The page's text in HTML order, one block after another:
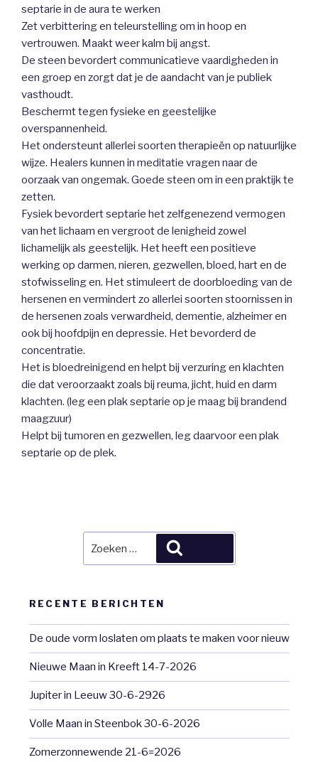
septarie in de aura te werken
Zet verbittering en teleurstelling om in hoop en
vertrouwen. Maakt weer kalm bij angst.
De steen bevordert communicatieve vaardigheden in
een groep en zorgt dat je de aandacht van je publiek
vasthoudt.
Beschermt tegen fysieke en geestelijke
overspannenheid.
Het ondersteunt allerlei soorten therapieën op natuurlijke
wijze. Healers kunnen in meditatie vragen naar de
oorzaak van ongemak. Goede steen om in een praktijk te
zetten.
Fysiek bevordert septarie het zelfgenezend vermogen
van het lichaam en vergroot de lenigheid zowel
lichamelijk als geestelijk. Het heeft een positieve
werking op darmen, nieren, gezwellen, bloed, hart en de
stofwisseling en. Het stimuleert de doorbloeding van de
hersenen en vermindert zo allerlei soorten stoornissen in
de hersenen zoals verwardheid, dementie, alzheimer en
ook bij hoofdpijn en depressie. Het bevorderd de
concentratie.
Het is bloedreinigend en helpt bij verzuring en klachten
die dat veroorzaakt zoals bij reuma, jicht, huid en darm
klachten. (leg een plak septarie op je maag bij brandend
maagzuur)
Helpt bij tumoren en gezwellen, leg daarvoor een plak
septarie op de plek.
naar:
RECENTE BERICHTEN
De oude vorm loslaten om plaats te maken voor nieuw
Nieuwe Maan in Kreeft 14-7-2026
Jupiter in Leeuw 30-6-2926
Volle Maan in Steenbok 30-6-2026
Zomerzonnewende 21-6=2026